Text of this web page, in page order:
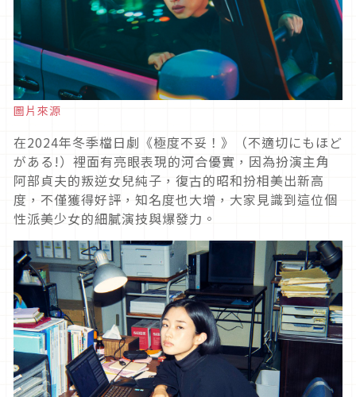
圖片來源
在2024年冬季檔日劇《極度不妥！》（不適切にもほど
がある !）裡面有亮眼表現的河合優實，因為扮演主角
阿部貞夫的叛逆女兒純子，復古的昭和扮相美出新高
度，不僅獲得好評，知名度也大增，大家見識到這位個
性派美少女的細膩演技與爆發力。